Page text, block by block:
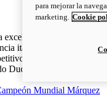
italiana.
italiana, con ADN
la Panigale es el
Ducatista.
Mundial Márquez
para mejorar la
marketing. Cookie